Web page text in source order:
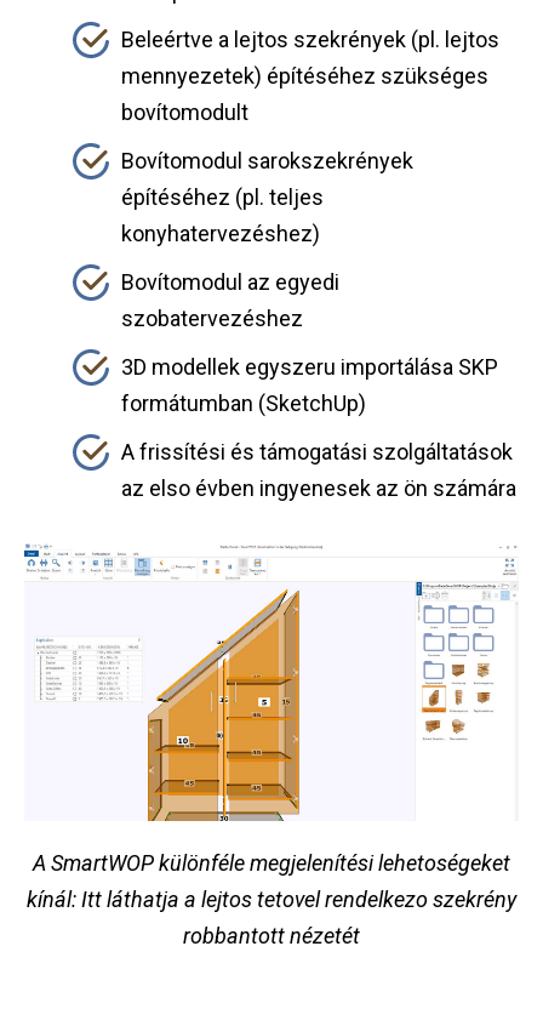
Beleértve a lejtos szekrények (pl. lejtos
mennyezetek) építéséhez szükséges
bovítomodult
Bovítomodul sarokszekrények
építéséhez (pl. teljes
konyhatervezéshez)
Bovítomodul az egyedi
szobatervezéshez
3D modellek egyszeru importálása SKP
formátumban (SketchUp)
A frissítési és támogatási szolgáltatások
az elso évben ingyenesek az ön számára
A SmartWOP különféle megjelenítési lehetoségeket
kínál: Itt láthatja a lejtos tetovel rendelkezo szekrény
robbantott nézetét